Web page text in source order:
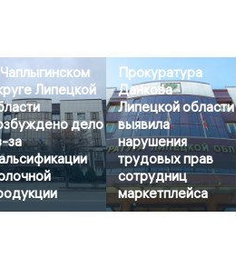
Липецкой
дело
за
Прокуратура
Данкова
Липецкой области
выявила
нарушения
трудовых прав
сотрудниц
маркетплейса